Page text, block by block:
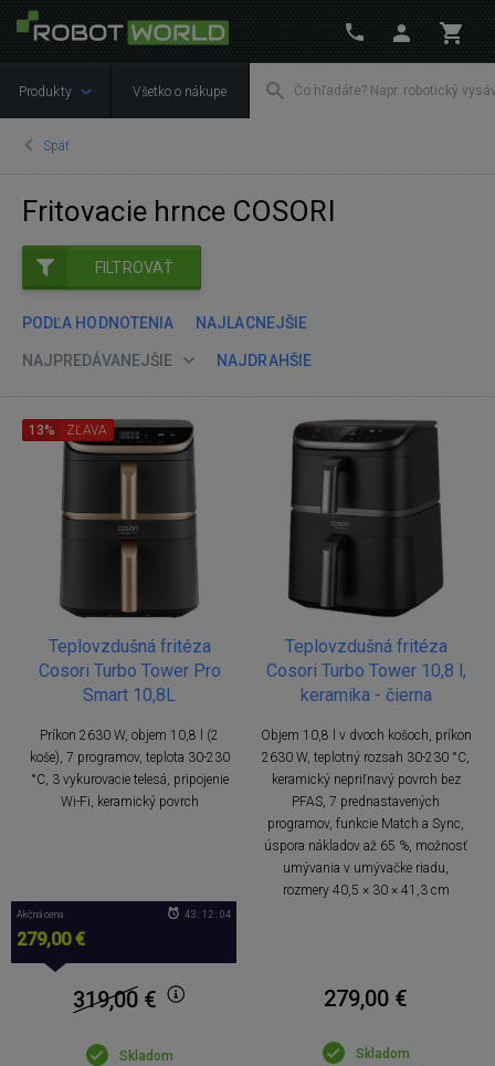
Produkty Všetko o nákupe
Späť
Fritovacie hrnce COSORI
FILTROVAŤ
PODĽA HODNOTENIA NAJLACNEJŠIE
NAJPREDÁVANEJŠIE NAJDRAHŠIE
Teplovzdušná fritéza
Cosori Turbo Tower Pro
Smart 10,8L
Príkon 2630 W, objem 10,8 l (2
koše), 7 programov, teplota 30-230
°C, 3 vykurovacie telesá, pripojenie
Wi-Fi, keramický povrch
13% ZĽAVA
Akčná cena
279,00 €
43 : 12 : 04
319,00 €
Skladom
Teplovzdušná fritéza
Cosori Turbo Tower 10,8 l,
keramika - čierna
Objem 10,8 l v dvoch košoch, príkon
2630 W, teplotný rozsah 30-230 °C,
keramický nepriľnavý povrch bez
PFAS, 7 prednastavených
programov, funkcie Match a Sync,
úspora nákladov až 65 %, možnosť
umývania v umývačke riadu,
rozmery 40,5 × 30 × 41,3 cm
279,00 €
Skladom